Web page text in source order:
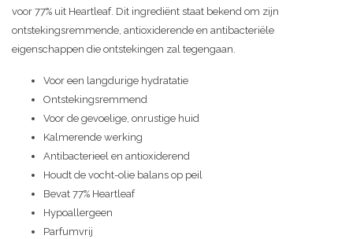
voor 77% uit Heartleaf. Dit ingrediënt staat bekend om zijn
ontstekingsremmende, antioxiderende en antibacteriële
eigenschappen die ontstekingen zal tegengaan.
Voor een langdurige hydratatie
Ontstekingsremmend
Voor de gevoelige, onrustige huid
Kalmerende werking
Antibacterieel en antioxiderend
Houdt de vocht-olie balans op peil
Bevat 77% Heartleaf
Hypoallergeen
Parfumvrij